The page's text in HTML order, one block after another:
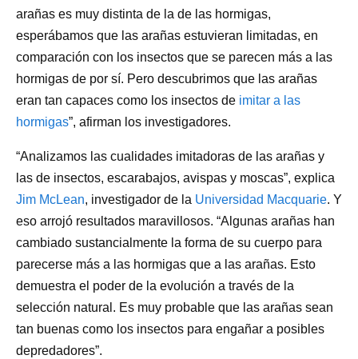
arañas es muy distinta de la de las hormigas,
esperábamos que las arañas estuvieran limitadas, en
comparación con los insectos que se parecen más a las
hormigas de por sí. Pero descubrimos que las arañas
eran tan capaces como los insectos de imitar a las
hormigas”, afirman los investigadores.
“Analizamos las cualidades imitadoras de las arañas y
las de insectos, escarabajos, avispas y moscas”, explica
Jim McLean, investigador de la Universidad Macquarie. Y
eso arrojó resultados maravillosos. “Algunas arañas han
cambiado sustancialmente la forma de su cuerpo para
parecerse más a las hormigas que a las arañas. Esto
demuestra el poder de la evolución a través de la
selección natural. Es muy probable que las arañas sean
tan buenas como los insectos para engañar a posibles
depredadores”.